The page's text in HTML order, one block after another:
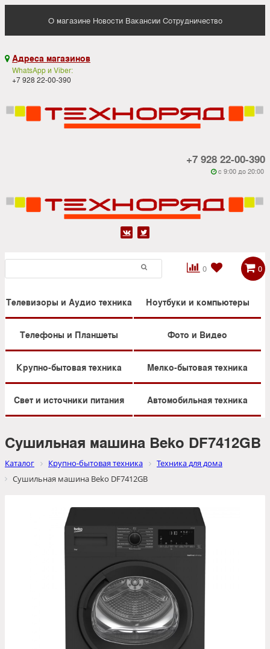
О магазине Новости Вакансии Сотрудничество
 Адреса магазинов
WhatsApp и Viber:
+7 928 22-00-390
+7 928 22-00-390
 c 9:00 до 20:00
 
0

 0
Телевизоры и Аудио техника Ноутбуки и компьютеры
Телефоны и Планшеты Фото и Видео
Крупно-бытовая техника Мелко-бытовая техника
Свет и источники питания Автомобильная техника
Сушильная машина Beko DF7412GB
Каталог Крупно-бытовая техника
Техника для дома
Сушильная машина Beko DF7412GB